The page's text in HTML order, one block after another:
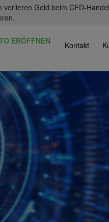
Geld beim CFD-
ERÖFFNEN Kontakt